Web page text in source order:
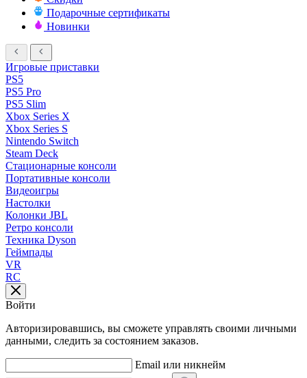
Подарочные сертификаты
Новинки
Игровые приставки
PS5
PS5 Pro
PS5 Slim
Xbox Series X
Xbox Series S
Nintendo Switch
Steam Deck
Стационарные консоли
Портативные консоли
Видеоигры
Настолки
Колонки JBL
Ретро консоли
Техника Dyson
Геймпады
VR
RC
Войти
Авторизировавшись, вы сможете управлять своими личными
данными, следить за состоянием заказов.
Email или никнейм